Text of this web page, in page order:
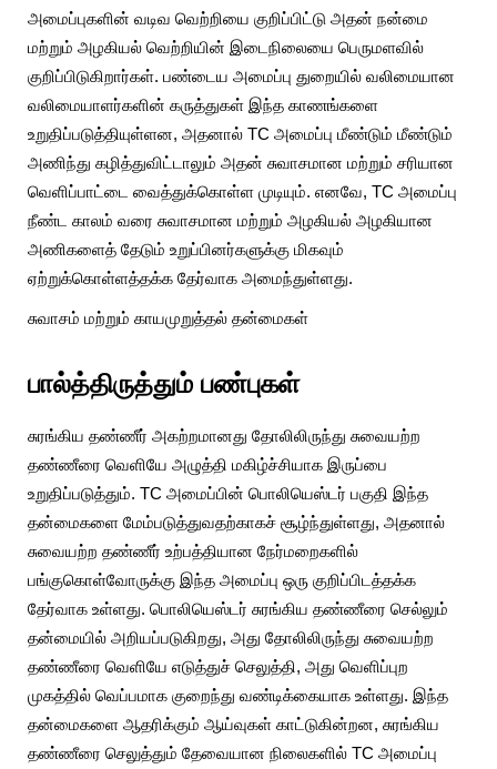
அமைப்புகளின் வடிவ வெற்றியை குறிப்பிட்டு அதன் நன்மை
மற்றும் அழகியல் வெற்றியின் இடைநிலையை பெருமளவில்
குறிப்பிடுகிறார்கள். பண்டைய அமைப்பு துறையில் வலிமையான
வலிமையாளர்களின் கருத்துகள் இந்த காணங்களை
உறுதிப்படுத்தியுள்ளன, அதனால் TC அமைப்பு மீண்டும் மீண்டும்
அணிந்து கழித்துவிட்டாலும் அதன் சுவாசமான மற்றும் சரியான
வெளிப்பாட்டை வைத்துக்கொள்ள முடியும். எனவே, TC அமைப்பு
நீண்ட காலம் வரை சுவாசமான மற்றும் அழகியல் அழகியான
அணிகளைத் தேடும் உறுப்பினர்களுக்கு மிகவும்
ஏற்றுக்கொள்ளத்தக்க தேர்வாக அமைந்துள்ளது.
சுவாசம் மற்றும் காயமுறுத்தல் தன்மைகள்
பால்த்திருத்தும் பண்புகள்
சுரங்கிய தண்ணீர் அகற்றமானது தோலிலிருந்து சுவையற்ற
தண்ணீரை வெளியே அழுத்தி மகிழ்ச்சியாக இருப்பை
உறுதிப்படுத்தும். TC அமைப்பின் பொலியெஸ்டர் பகுதி இந்த
தன்மைகளை மேம்படுத்துவதற்காகச் சூழ்ந்துள்ளது, அதனால்
சுவையற்ற தண்ணீர் உற்பத்தியான நேர்மறைகளில்
பங்குகொள்வோருக்கு இந்த அமைப்பு ஒரு குறிப்பிடத்தக்க
தேர்வாக உள்ளது. பொலியெஸ்டர் சுரங்கிய தண்ணீரை செல்லும்
தன்மையில் அறியப்படுகிறது, அது தோலிலிருந்து சுவையற்ற
தண்ணீரை வெளியே எடுத்துச் செலுத்தி, அது வெளிப்புற
முகத்தில் வெப்பமாக குறைந்து வண்டிக்கையாக உள்ளது. இந்த
தன்மைகளை ஆதரிக்கும் ஆய்வுகள் காட்டுகின்றன, சுரங்கிய
தண்ணீரை செலுத்தும் தேவையான நிலைகளில் TC அமைப்பு